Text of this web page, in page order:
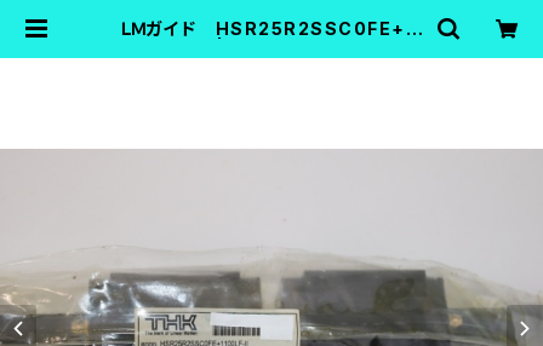
ＬＭガイド HSR25R2SSC0FE+11